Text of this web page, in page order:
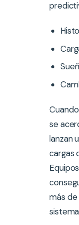
se
lanzan
cargas
más de